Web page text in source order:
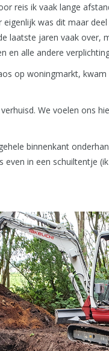
reis ik vaak lange
was dit maar
laatste jaren vaak
en alle andere
op woningmarkt,
We voelen ons
binnenkant
in een schuiltentje